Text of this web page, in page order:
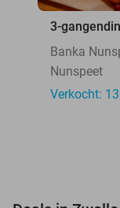
3-
Banka
Nunspeet
Verkocht: